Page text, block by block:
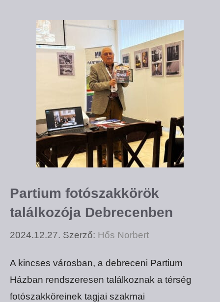
Partium fotószakkörök
találkozója Debrecenben
2024.12.27. Szerző: Hős Norbert
A kincses városban, a debreceni Partium
Házban rendszeresen találkoznak a térség
fotószakköreinek tagjai szakmai